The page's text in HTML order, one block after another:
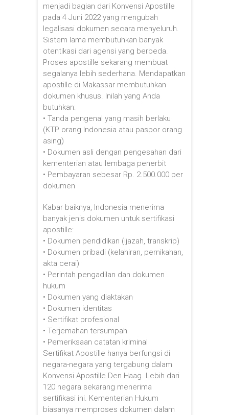
menjadi bagian dari Konvensi Apostille
pada 4 Juni 2022 yang mengubah
legalisasi dokumen secara menyeluruh.
Sistem lama membutuhkan banyak
otentikasi dari agensi yang berbeda.
Proses apostille sekarang membuat
segalanya lebih sederhana. Mendapatkan
apostille di Makassar membutuhkan
dokumen khusus. Inilah yang Anda
butuhkan:
• Tanda pengenal yang masih berlaku
(KTP orang Indonesia atau paspor orang
asing)
• Dokumen asli dengan pengesahan dari
kementerian atau lembaga penerbit
• Pembayaran sebesar Rp. 2.500.000 per
dokumen
Kabar baiknya, Indonesia menerima
banyak jenis dokumen untuk sertifikasi
apostille:
• Dokumen pendidikan (ijazah, transkrip)
• Dokumen pribadi (kelahiran, pernikahan,
akta cerai)
• Perintah pengadilan dan dokumen
hukum
• Dokumen yang diaktakan
• Dokumen identitas
• Sertifikat profesional
• Terjemahan tersumpah
• Pemeriksaan catatan kriminal
Sertifikat Apostille hanya berfungsi di
negara-negara yang tergabung dalam
Konvensi Apostille Den Haag. Lebih dari
120 negara sekarang menerima
sertifikasi ini. Kementerian Hukum
biasanya memproses dokumen dalam